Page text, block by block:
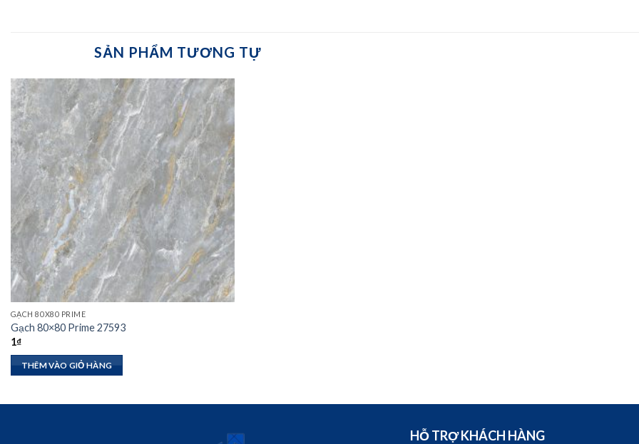
SẢN PHẨM TƯƠNG TỰ
GẠCH 80X80 PRIME
Gạch 80×80 Prime 27593
1₫
THÊM VÀO GIỎ HÀNG
HỖ TRỢ KHÁCH HÀNG